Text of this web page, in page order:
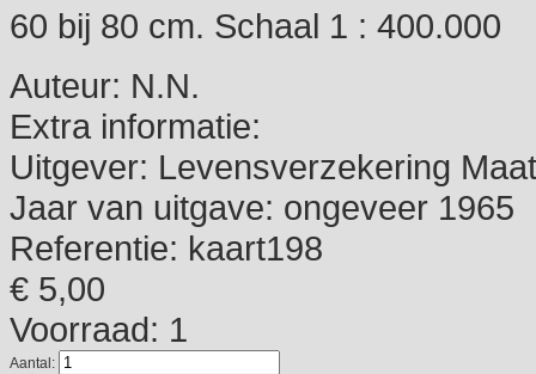
60 bij 80 cm. Schaal 1 : 400.000
Auteur: N.N.
Extra informatie:
Uitgever: Levensverzekering
Jaar van uitgave: ongeveer 1965
Referentie: kaart198
€ 5,00
Voorraad: 1
Aantal: